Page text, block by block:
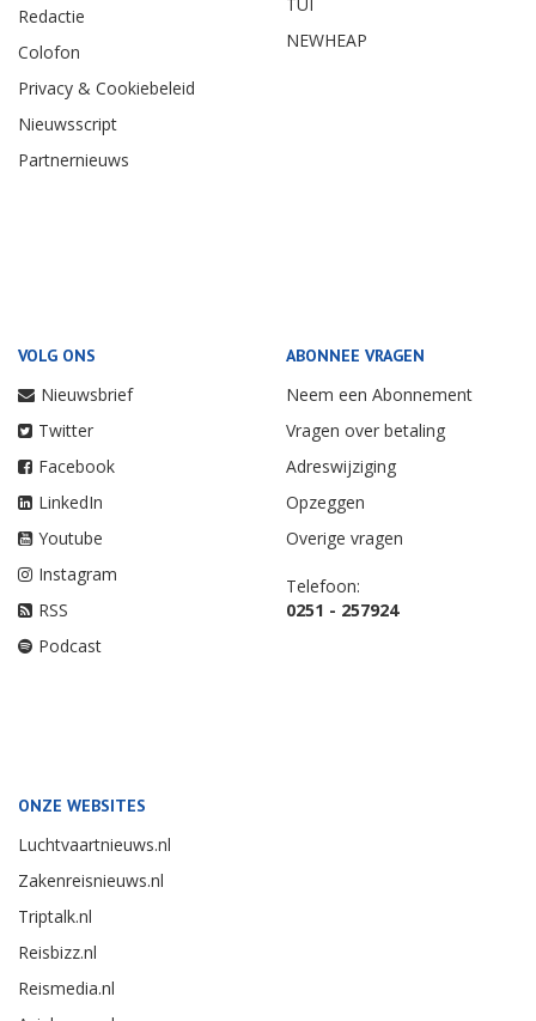
Redactie
Colofon
Privacy & Cookiebeleid
Nieuwsscript
Partnernieuws
TUI
NEWHEAP
VOLG ONS
Nieuwsbrief
Twitter
Facebook
LinkedIn
Youtube
Instagram
RSS
Podcast
ABONNEE VRAGEN
Neem een Abonnement
Vragen over betaling
Adreswijziging
Opzeggen
Overige vragen
Telefoon:
0251 - 257924
ONZE WEBSITES
Luchtvaartnieuws.nl
Zakenreisnieuws.nl
Triptalk.nl
Reisbizz.nl
Reismedia.nl